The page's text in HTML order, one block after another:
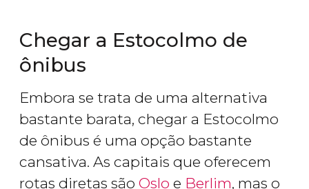
Chegar a Estocolmo de
ônibus
Embora se trata de uma alternativa
bastante barata, chegar a Estocolmo
de ônibus é uma opção bastante
cansativa. As capitais que oferecem
rotas diretas são Oslo e Berlim, mas o